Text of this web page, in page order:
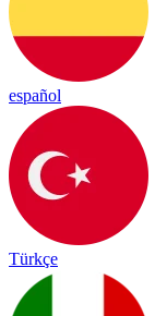
español
Türkçe